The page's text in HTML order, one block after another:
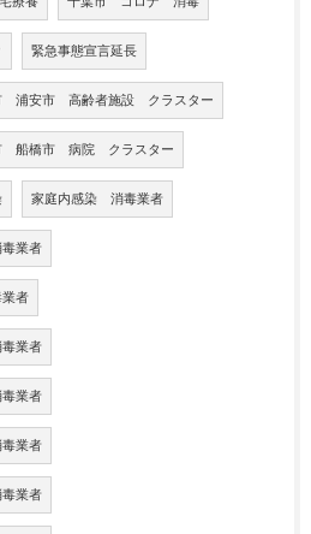
緊急事態宣言延長
安市 高齢者施設 クラスター
船橋市 病院 クラスター
家庭内感染 消毒業者
業者
者
業者
業者
業者
業者